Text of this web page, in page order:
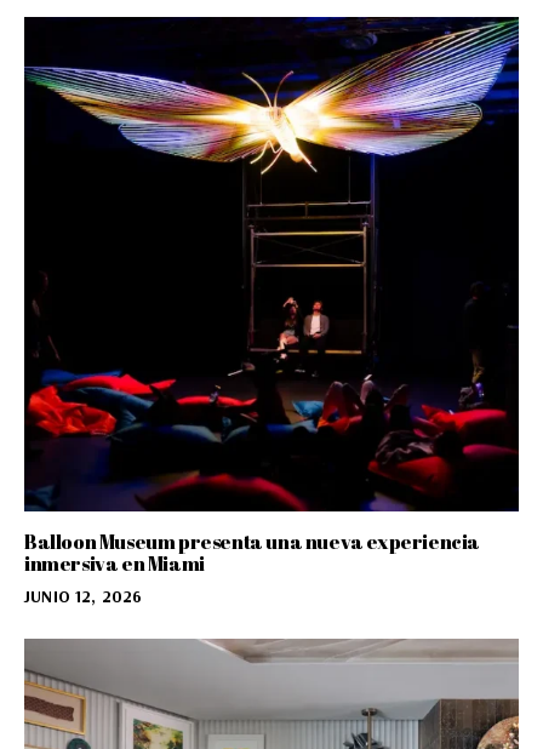
Balloon Museum presenta una nueva experiencia
inmersiva en Miami
JUNIO 12, 2026